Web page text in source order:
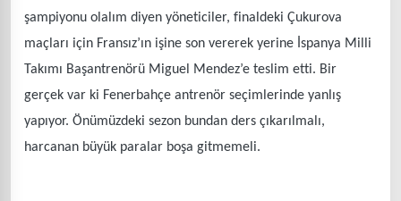
şampiyonu olalım diyen yöneticiler, finaldeki Çukurova
maçları için Fransız’ın işine son vererek yerine İspanya Milli
Takımı Başantrenörü Miguel Mendez’e teslim etti. Bir
gerçek var ki Fenerbahçe antrenör seçimlerinde yanlış
yapıyor. Önümüzdeki sezon bundan ders çıkarılmalı,
harcanan büyük paralar boşa gitmemeli.